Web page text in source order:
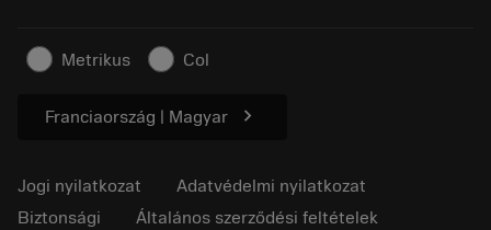
Cikkek
Sajtó részére
Metrikus Col
Franciaország | Magyar chevron_right
Jogi nyilatkozat
Adatvédelmi nyilatkozat
Biztonsági
Általános szerződési feltételek